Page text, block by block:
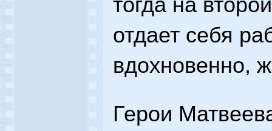
отдает себя
вдохновенно,
Герои